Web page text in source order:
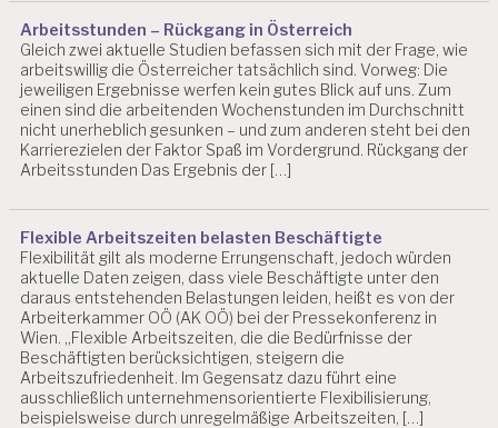
Arbeitsstunden – Rückgang in Österreich
Gleich zwei aktuelle Studien befassen sich mit der Frage, wie
arbeitswillig die Österreicher tatsächlich sind. Vorweg: Die
jeweiligen Ergebnisse werfen kein gutes Blick auf uns. Zum
einen sind die arbeitenden Wochenstunden im Durchschnitt
nicht unerheblich gesunken – und zum anderen steht bei den
Karrierezielen der Faktor Spaß im Vordergrund. Rückgang der
Arbeitsstunden Das Ergebnis der […]
Flexible Arbeitszeiten belasten Beschäftigte
Flexibilität gilt als moderne Errungenschaft, jedoch würden
aktuelle Daten zeigen, dass viele Beschäftigte unter den
daraus entstehenden Belastungen leiden, heißt es von der
Arbeiterkammer OÖ (AK OÖ) bei der Pressekonferenz in
Wien. „Flexible Arbeitszeiten, die die Bedürfnisse der
Beschäftigten berücksichtigen, steigern die
Arbeitszufriedenheit. Im Gegensatz dazu führt eine
ausschließlich unternehmensorientierte Flexibilisierung,
beispielsweise durch unregelmäßige Arbeitszeiten, […]